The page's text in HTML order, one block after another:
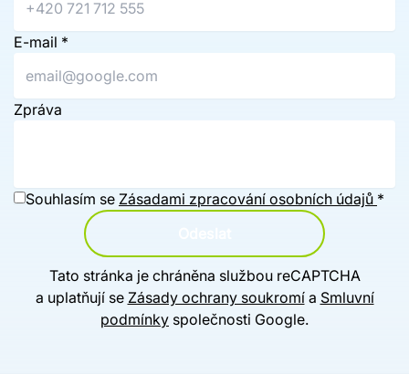
E-mail *
Zpráva
Souhlasím se Zásadami zpracování osobních údajů *
Tato stránka je chráněna službou reCAPTCHA
a uplatňují se Zásady ochrany soukromía Smluvní
podmínky společnosti Google.